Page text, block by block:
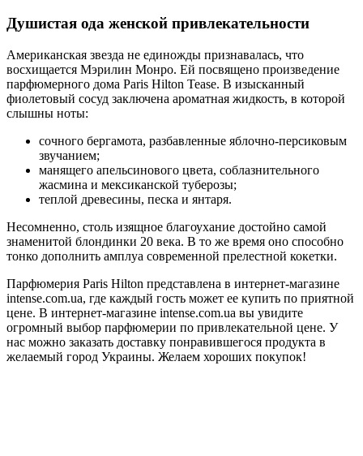
Душистая ода женской привлекательности
Американская звезда не единожды признавалась, что
восхищается Мэрилин Монро. Ей посвящено произведение
парфюмерного дома Paris Hilton Tease. В изысканный
фиолетовый сосуд заключена ароматная жидкость, в которой
слышны ноты:
сочного бергамота, разбавленные яблочно-персиковым
звучанием;
манящего апельсинового цвета, соблазнительного
жасмина и мексиканской туберозы;
теплой древесины, песка и янтаря.
Несомненно, столь изящное благоухание достойно самой
знаменитой блондинки 20 века. В то же время оно способно
тонко дополнить амплуа современной прелестной кокетки.
Парфюмерия Paris Hilton представлена в интернет-магазине
intense.com.ua, где каждый гость может ее купить по приятной
цене. В интернет-магазине intense.com.ua вы увидите
огромный выбор парфюмерии по привлекательной цене. У
нас можно заказать доставку понравившегося продукта в
желаемый город Украины. Желаем хороших покупок!